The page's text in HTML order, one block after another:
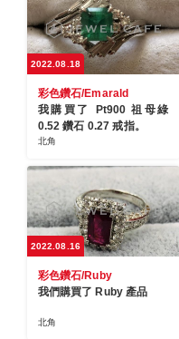
2022.08.18
彩色鑽石/Emarald
我購買了 Pt900 祖母綠
0.52 鑽石 0.27 戒指。
北角
2022.08.16
彩色鑽石/Ruby
我們購買了 Ruby 產品
北角